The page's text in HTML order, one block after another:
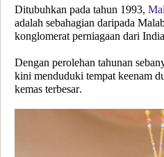
Ditubuhkan pada tahun 1993,
adalah sebahagian daripada
konglomerat perniagaan dari
Dengan perolehan tahunan
kini menduduki tempat keenam
kemas terbesar.